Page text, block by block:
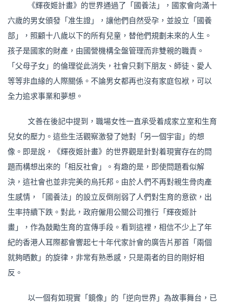
《輝夜姬計畫》的世界通過了「國養法」，國家會向滿十
六歲的男女頒發「准生證」，讓他們自然受孕，並設立「國養
部」，照顧十八歲以下的所有兒童，替他們規劃未來的人生。
孩子是國家的財產，由國營機構全盤管理而非雙親的職責。
「父母子女」的倫理從此消失，社會只剩下朋友、師徒、愛人
等等非血緣的人際關係。不論男女都再也沒有家庭包袱，可以
全力追求事業和夢想。
文善在後記中提到，職場女性一直承受着成家立室和生育
兒女的壓力。這些生活觀察激發了她對「另一個宇宙」的想
像。即是說，《輝夜姬計畫》的世界觀是針對着現實存在的問
題而構想出來的「相反社會」。有趣的是，即使問題看似解
決，這社會也並非完美的烏托邦。由於人們不再對親生骨肉產
生感情，「國養法」的設立反倒削弱了人們對生育的意欲，出
生率持續下跌。對此，政府僱用公關公司推行「輝夜姬計
畫」，作為鼓勵生育的宣傳手段。看到這裡，相信不少上了年
紀的香港人耳際都會響起七十年代家計會的廣告片那首「兩個
就夠晒數」的旋律，非常有熟悉感，只是兩者的目的剛好相
反。
以一個有如現實「鏡像」的「逆向世界」為故事舞台，已